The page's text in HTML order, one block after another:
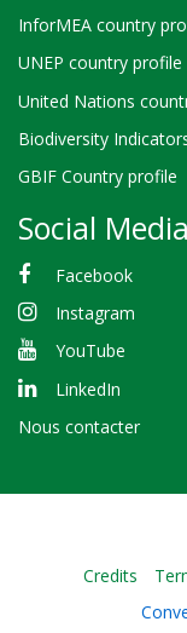
InforMEA country
UNEP country profile
United Nations
Biodiversity
GBIF Country profile
Social Media
Facebook
Instagram
YouTube
LinkedIn
Nous contacter
Credits